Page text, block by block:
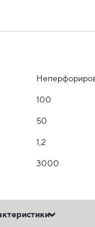
100
50
1,2
3000